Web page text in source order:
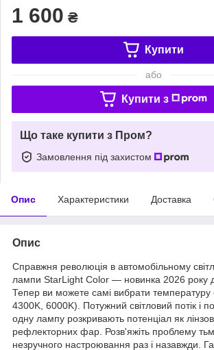
1 600 ₴
Купити
або
Купити з
Що таке купити з Пром?
Замовлення під захистом
Опис Характеристики Доставка
Опис
Справжня революція в автомобільному
лампи StarLight Color — новинка 2026 року
Тепер ви можете самі вибрати температуру
4300K, 6000K). Потужний світловий потік і
одну лампу розкривають потенціал як
рефлекторних фар. Розв'яжіть проблему
незручного настроювання раз і назавжди.